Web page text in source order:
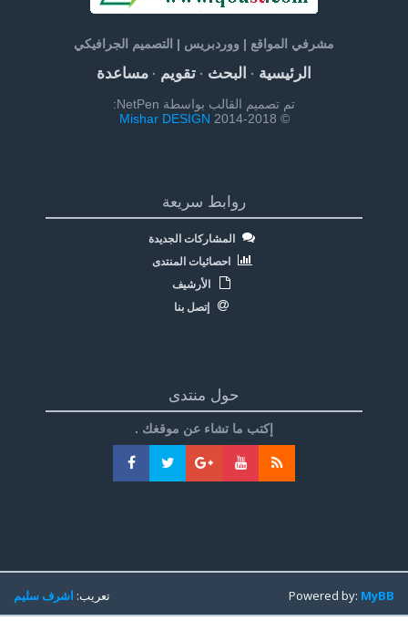
مشرفي المواقع | ووردبريس | التصميم الجرافيكي
الرئيسية· البحث· تقويم· مساعدة
تم تصميم القالب بواسطة NetPen:
© 2014-2018
Mishar DESIGN
روابط سريعة
المشاركات الجديدة
احصائيات المنتدى
الأرشيف
إتصل بنا
حول منتدى
إكتب ما تشاء عن موقغك .
تعريب:اشرف سليم Powered by:MyBB